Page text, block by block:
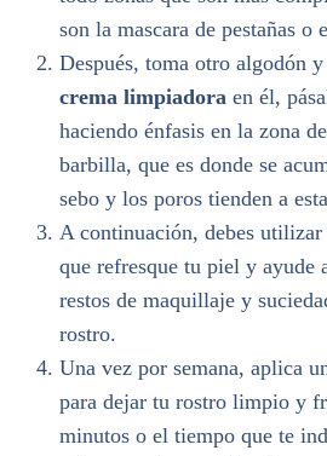
son la mascara de pestañas o
Después, toma otro algodón
crema limpiadoraen él,
haciendo énfasis en la zona
barbilla, que es donde se
sebo y los poros tienden a
A continuación, debes utilizar
que refresque tu piel y
restos de maquillaje y
rostro.
Una vez por semana, aplica
para dejar tu rostro limpio y
minutos o el tiempo que te